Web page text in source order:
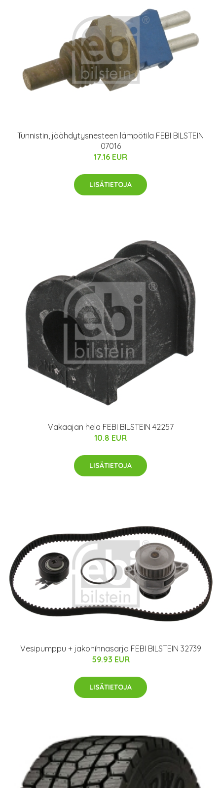
Tunnistin, jäähdytysnesteen lämpötila FEBI BILSTEIN
07016
17.16 EUR
LISÄTIETOJA
Vakaajan hela FEBI BILSTEIN 42257
10.8 EUR
LISÄTIETOJA
Vesipumppu + jakohihnasarja FEBI BILSTEIN 32739
59.93 EUR
LISÄTIETOJA